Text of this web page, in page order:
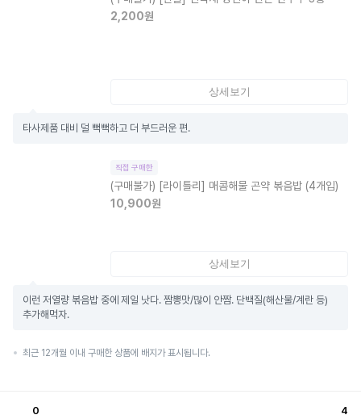
2,200원
상세보기
타사제품 대비 덜 뻑뻑하고 더 부드러운 편.
직접 구매한
(구매불가) [라이틀리] 매콤해물 곤약 볶음밥 (4개입)
10,900원
상세보기
이런 저열량 볶음밥 중에 제일 낫다. 짬뽕맛/많이 안짬. 단백질(해산물/계란 등)
추가해먹자.
최근 12개월 이내 구매한 상품에 배지가 표시됩니다.
0 4